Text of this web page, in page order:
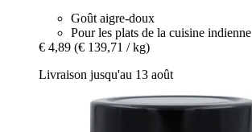
Goût aigre-doux
Pour les plats de la cuisine indienne
€ 4,89 (€ 139,71 / kg)
Livraison jusqu'au 13 août